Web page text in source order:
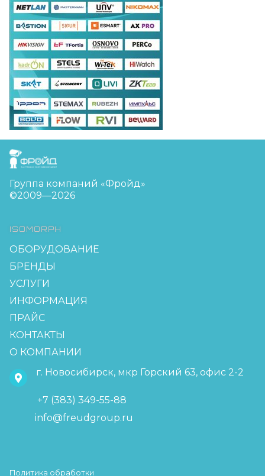
FreudGroup
Группа компаний «Фройд»
©2009—2026
ISOMORPH
ОБОРУДОВАНИЕ
БРЕНДЫ
УСЛУГИ
ИНФОРМАЦИЯ
ПРАЙС
КОНТАКТЫ
О КОМПАНИИ
г. Новосибирск, мкр Горский 63, офис 2-2
+7 (383) 349-55-88
info@freudgroup.ru
Политика обработки